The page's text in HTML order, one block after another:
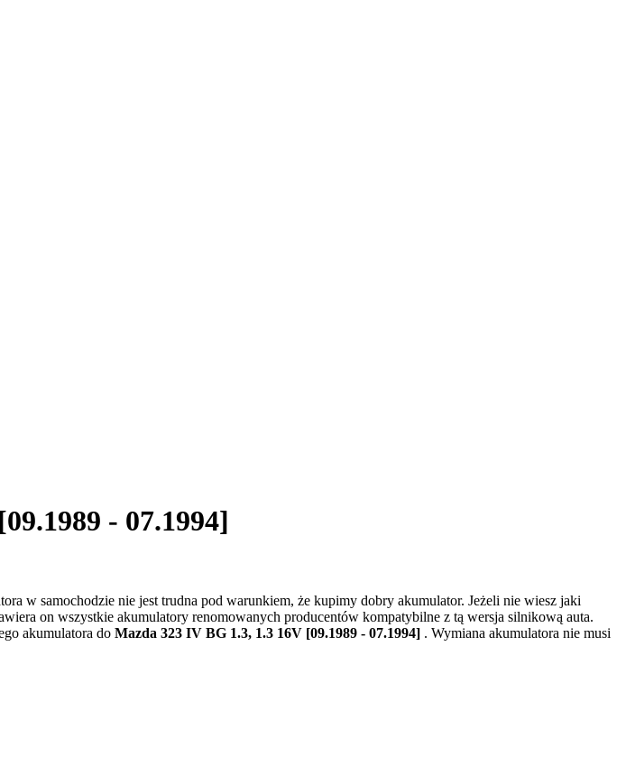
- 07.1994]
w samochodzie nie jest trudna pod warunkiem, że kupimy dobry akumulator. Jeżeli nie wiesz jaki
on wszystkie akumulatory renomowanych producentów kompatybilne z tą wersja silnikową auta.
akumulatora do Mazda 323 IV BG 1.3, 1.3 16V [09.1989 - 07.1994] . Wymiana akumulatora nie musi